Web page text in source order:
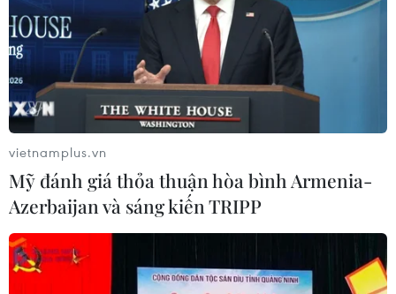
vietnamplus.vn
Mỹ đánh giá thỏa thuận hòa bình Armenia-
Azerbaijan và sáng kiến TRIPP